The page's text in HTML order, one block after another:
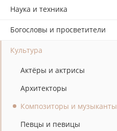
Наука и техника
Богословы и просветители
Культура
Актёры и актрисы
Архитекторы
Композиторы и музыканты
Певцы и певицы